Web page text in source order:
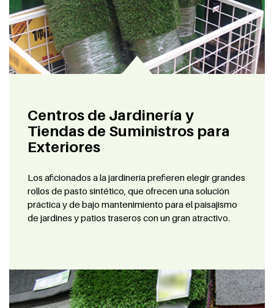
Centros de Jardinería y
Tiendas de Suministros para
Exteriores
Los aficionados a la jardinería prefieren elegir grandes
rollos de pasto sintético, que ofrecen una solución
práctica y de bajo mantenimiento para el paisajismo
de jardines y patios traseros con un gran atractivo.